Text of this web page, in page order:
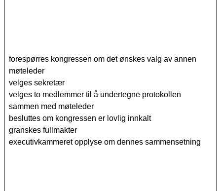
forespørres kongressen om det ønskes valg av annen
møteleder
velges sekretær
velges to medlemmer til å undertegne protokollen
sammen med møteleder
besluttes om kongressen er lovlig innkalt
granskes fullmakter
executivkammeret opplyse om dennes sammensetning